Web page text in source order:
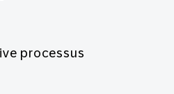
processus